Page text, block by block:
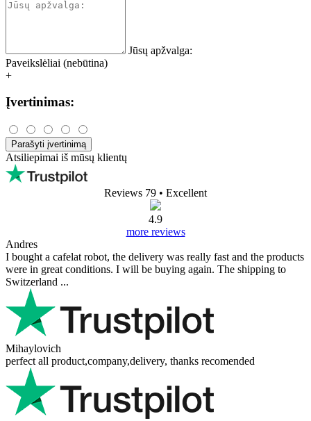
Jūsų apžvalga:
Paveikslėliai (nebūtina)
+
Įvertinimas:
Parašyti įvertinimą
Atsiliepimai iš mūsų klientų
Reviews 79 • Excellent
4.9
more reviews
Andres
I bought a cafelat robot, the delivery was really fast and the products
were in great conditions. I will be buying again. The shipping to
Switzerland ...
Mihaylovich
perfect all product,company,delivery, thanks recomended